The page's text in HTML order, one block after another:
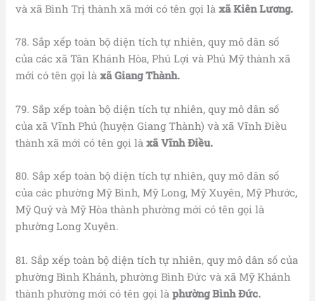
và xã Bình Trị thành xã mới có tên gọi làxã Kiên Lương.
78. Sắp xếp toàn bộ diện tích tự nhiên, quy mô dân số
của các xã Tân Khánh Hòa, Phú Lợi và Phú Mỹ thành xã
mới có tên gọi làxã Giang Thành.
79. Sắp xếp toàn bộ diện tích tự nhiên, quy mô dân số
của xã Vĩnh Phú (huyện Giang Thành) và xã Vĩnh Điều
thành xã mới có tên gọi làxã Vĩnh Điều.
80. Sắp xếp toàn bộ diện tích tự nhiên, quy mô dân số
của các phường Mỹ Bình, Mỹ Long, Mỹ Xuyên, Mỹ Phước,
Mỹ Quý và Mỹ Hòa thành phường mới có tên gọi là
phường Long Xuyên.
81. Sắp xếp toàn bộ diện tích tự nhiên, quy mô dân số của
phường Bình Khánh, phường Bình Đức và xã Mỹ Khánh
thành phường mới có tên gọi làphường Bình Đức.